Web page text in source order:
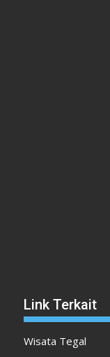
Link Terkait
Wisata Tegal